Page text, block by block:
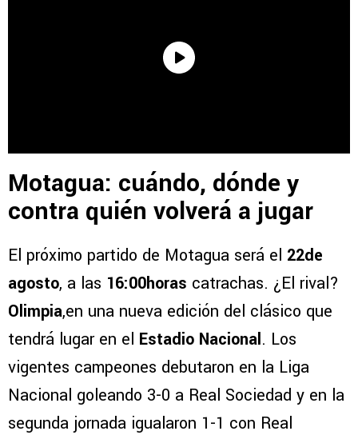
Motagua: cuándo, dónde y
contra quién volverá a jugar
El próximo partido de Motagua será el 22de
agosto, a las 16:00horas catrachas. ¿El rival?
Olimpia,en una nueva edición del clásico que
tendrá lugar en el Estadio Nacional. Los
vigentes campeones debutaron en la Liga
Nacional goleando 3-0 a Real Sociedad y en la
segunda jornada igualaron 1-1 con Real